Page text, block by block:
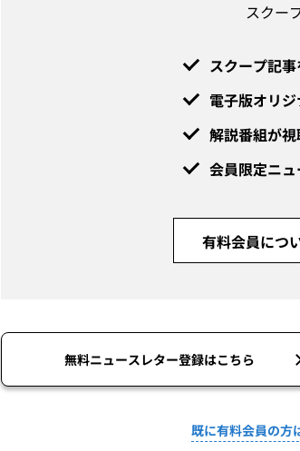
スクー
スクープ記
電子版オリ
解説番組が
会員限定ニ
有料会員につ
無料ニュースレター登録はこちら
既に有料会員の方